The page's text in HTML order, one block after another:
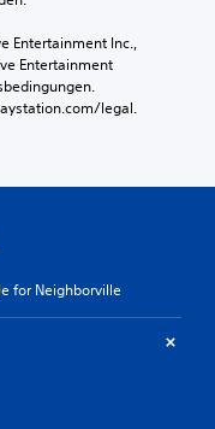
Entertainment Inc.,
Entertainment
legal.
for Neighborville